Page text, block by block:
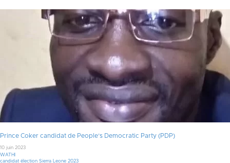
Prince Coker candidat de People’s Democratic Party (PDP)
10 juin 2023
WATHI
candidat élection Sierra Leone 2023